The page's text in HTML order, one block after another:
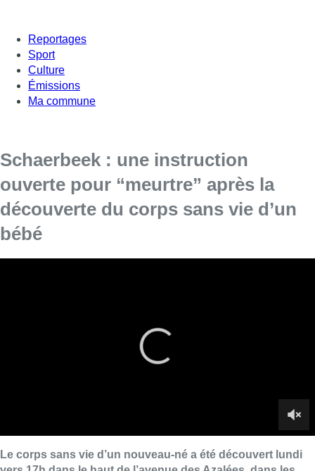
Reportages
Sport
Culture
Émissions
Ma commune
Schaerbeek : une instruction
ouverte pour “meurtre” après la
découverte du corps sans vie d’un
bébé
périmètre de sécurité a été élargi, a constaté notre
descendu sur les lieux. Celui-ci communiquera peut-être
encore ce soir, ou sinon ce mardi matin. Une autopsie sera de
explique Audrey Dereymaeker, porte-
parole de la zone Polbruno (Evere, Saint-Josse, Schaerbeek).
Le corps a été découvert aux environs de 17h par un passant.